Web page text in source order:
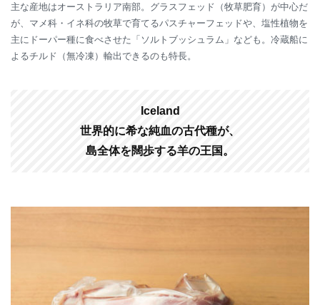
主な産地はオーストラリア南部。グラスフェッド（牧草肥育）が中心だ
が、マメ科・イネ科の牧草で育てるパスチャーフェッドや、塩性植物を
主にドーパー種に食べさせた「ソルトブッシュラム」なども。冷蔵船に
よるチルド（無冷凍）輸出できるのも特長。
Iceland
世界的に希な純血の古代種が、
島全体を闊歩する羊の王国。